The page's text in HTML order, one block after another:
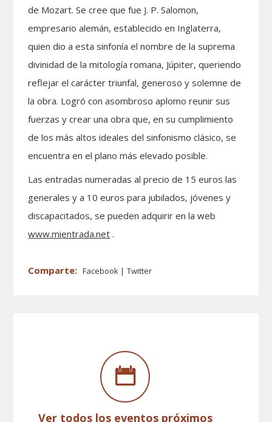
de Mozart. Se cree que fue J. P. Salomon,
empresario alemán, establecido en Inglaterra,
quien dio a esta sinfonía el nombre de la suprema
divinidad de la mitología romana, Júpiter, queriendo
reflejar el carácter triunfal, generoso y solemne de
la obra. Logró con asombroso aplomo reunir sus
fuerzas y crear una obra que, en su cumplimiento
de los más altos ideales del sinfonismo clásico, se
encuentra en el plano más elevado posible.
Las entradas numeradas al precio de 15 euros las
generales y a 10 euros para jubilados, jóvenes y
discapacitados, se pueden adquirir en la web
www.mientrada.net .
Facebook Twitter
Ver todos los eventos próximos